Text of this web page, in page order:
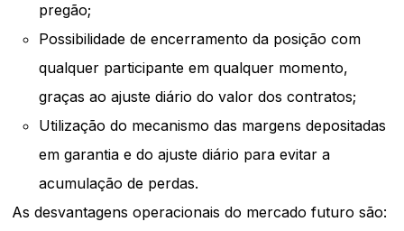
pregão;
Possibilidade de encerramento da posição com
qualquer participante em qualquer momento,
graças ao ajuste diário do valor dos contratos;
Utilização do mecanismo das margens depositadas
em garantia e do ajuste diário para evitar a
acumulação de perdas.
As desvantagens operacionais do mercado futuro são: